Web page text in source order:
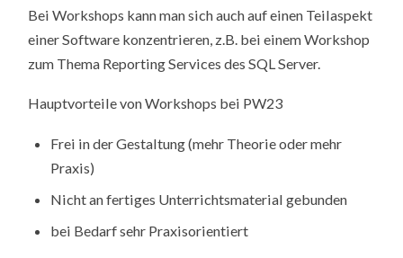
Bei Workshops kann man sich auch auf einen Teilaspekt
einer Software konzentrieren, z.B. bei einem Workshop
zum Thema Reporting Services des SQL Server.
Hauptvorteile von Workshops bei PW23
Frei in der Gestaltung (mehr Theorie oder mehr
Praxis)
Nicht an fertiges Unterrichtsmaterial gebunden
bei Bedarf sehr Praxisorientiert